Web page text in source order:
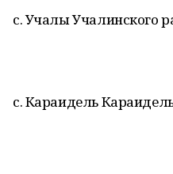
с. Учалы Учалинского
с. Караидель